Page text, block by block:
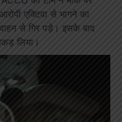
एक्टिवा से भागने का
से गिर पड़े। इसके बाद
लिया।